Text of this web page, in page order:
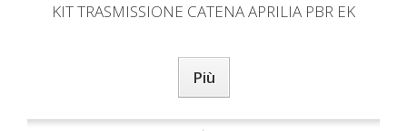
KIT TRASMISSIONE CATENA APRILIA PBR EK
Più